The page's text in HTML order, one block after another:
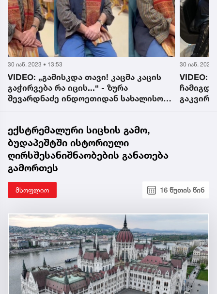
30 იან. 2023 • 13:53
VIDEO: „გამისკდა თავი! კაცმა კაცის
გაჭირვება რა იცის...“ - ზურა
შევარდნაძე ინდოეთიდან სახალისო
30 იან. 2023
VIDEO:
ექსტრემალური სიცხის გამო,
ბუდაპეშტში ისტორიული
ღირსშესანიშნაობების განათება
გამორთეს
მსოფლიო 16 წუთის წინ